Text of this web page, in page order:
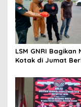
LSM GNRI Bagikan
Kotak di Jumat